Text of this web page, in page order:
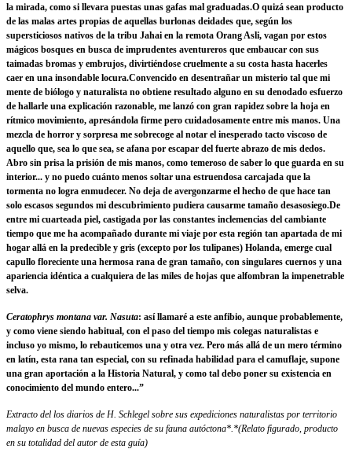
la mirada, como si llevara puestas unas gafas mal graduadas.O quizá sean producto
de las malas artes propias de aquellas burlonas deidades que, según los
supersticiosos nativos de la tribu Jahai en la remota Orang Asli, vagan por estos
mágicos bosques en busca de imprudentes aventureros que embaucar con sus
taimadas bromas y embrujos, divirtiéndose cruelmente a su costa hasta hacerles
caer en una insondable locura.Convencido en desentrañar un misterio tal que mi
mente de biólogo y naturalista no obtiene resultado alguno en su denodado esfuerzo
de hallarle una explicación razonable, me lanzó con gran rapidez sobre la hoja en
rítmico movimiento, apresándola firme pero cuidadosamente entre mis manos. Una
mezcla de horror y sorpresa me sobrecoge al notar el inesperado tacto viscoso de
aquello que, sea lo que sea, se afana por escapar del fuerte abrazo de mis dedos.
Abro sin prisa la prisión de mis manos, como temeroso de saber lo que guarda en su
interior... y no puedo cuánto menos soltar una estruendosa carcajada que la
tormenta no logra enmudecer. No deja de avergonzarme el hecho de que hace tan
solo escasos segundos mi descubrimiento pudiera causarme tamaño desasosiego.De
entre mi cuarteada piel, castigada por las constantes inclemencias del cambiante
tiempo que me ha acompañado durante mi viaje por esta región tan apartada de mi
hogar allá en la predecible y gris (excepto por los tulipanes) Holanda, emerge cual
capullo floreciente una hermosa rana de gran tamaño, con singulares cuernos y una
apariencia idéntica a cualquiera de las miles de hojas que alfombran la impenetrable
selva.
Ceratophrys montana var. Nasuta: así llamaré a este anfibio, aunque probablemente,
y como viene siendo habitual, con el paso del tiempo mis colegas naturalistas e
incluso yo mismo, lo rebauticemos una y otra vez. Pero más allá de un mero término
en latín, esta rana tan especial, con su refinada habilidad para el camuflaje, supone
una gran aportación a la Historia Natural, y como tal debo poner su existencia en
conocimiento del mundo entero...”
Extracto del los diarios de H. Schlegel sobre sus expediciones naturalistas por territorio
malayo en busca de nuevas especies de su fauna autóctona*.*(Relato figurado, producto
en su totalidad del autor de esta guía)